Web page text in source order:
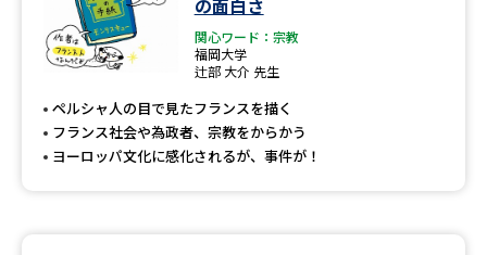
の面白さ
関心ワード：宗教
福岡大学
辻部 大介 先生
ペルシャ人の目で見たフランスを描く
フランス社会や為政者、宗教をからかう
ヨーロッパ文化に感化されるが、事件が！